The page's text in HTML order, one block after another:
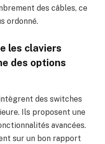
des câbles, ce
ordonné.
les claviers
des options
des switches
Ils proposent une
avancées.
sur un bon rapport